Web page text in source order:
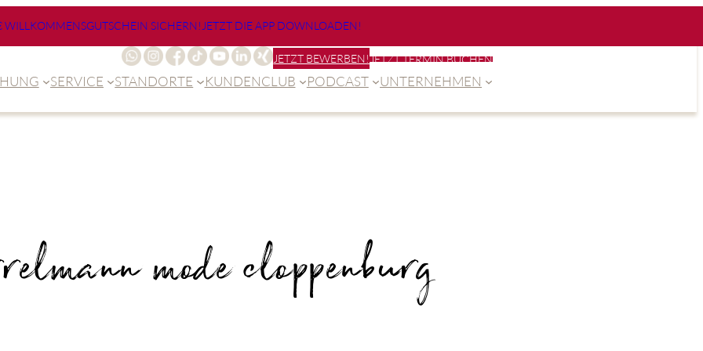
WILLKOMMENSGUTSCHEIN SICHERN! JETZT DIE APP DOWNLOADEN!
JETZT BEWERBEN!JETZT TERMIN BUCHEN
SERVICE STANDORTE KUNDENCLUB PODCAST UNTERNEHMEN
mode cloppenburg